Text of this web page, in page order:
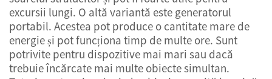
excursii lungi. O altă variantă este generatorul
portabil. Acestea pot produce o cantitate mare de
energie și pot funcționa timp de multe ore. Sunt
potrivite pentru dispozitive mai mari sau dacă
trebuie încărcate mai multe obiecte simultan.